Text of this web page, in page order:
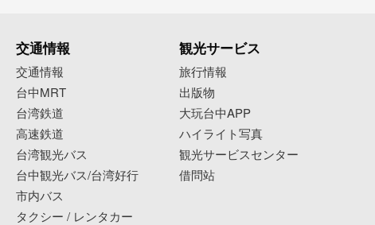
交通情報
交通情報
台中MRT
台湾鉄道
高速鉄道
台湾観光バス
台中観光バス/台湾好行
市内バス
タクシー / レンタカー
観光サービス
旅行情報
出版物
大玩台中APP
ハイライト写真
観光サービスセンター
借問站